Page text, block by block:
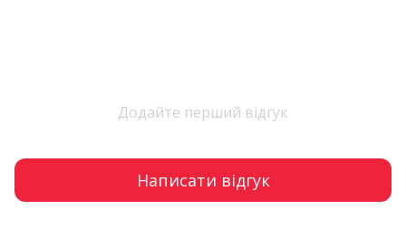
Додайте перший відгук
Написати відгук